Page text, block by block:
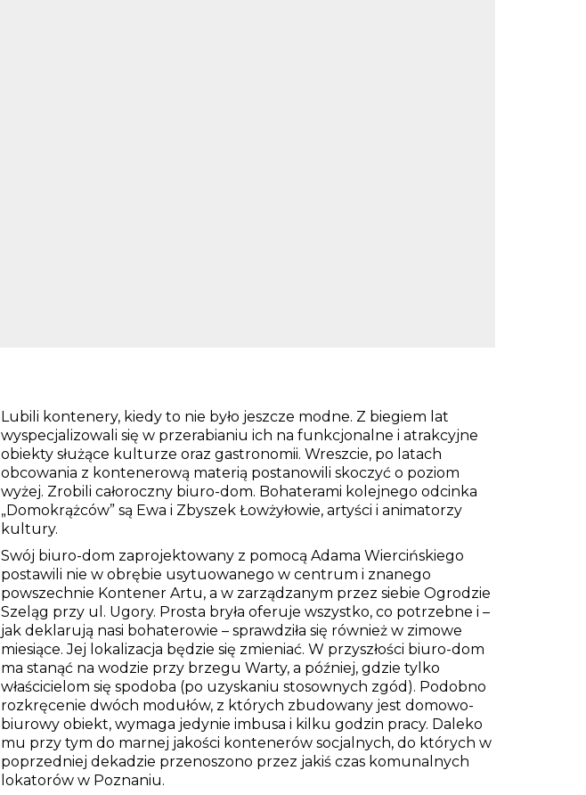
Lubili kontenery, kiedy to nie było jeszcze modne. Z biegiem lat
wyspecjalizowali się w przerabianiu ich na funkcjonalne i atrakcyjne
obiekty służące kulturze oraz gastronomii. Wreszcie, po latach
obcowania z kontenerową materią postanowili skoczyć o poziom
wyżej. Zrobili całoroczny biuro-dom. Bohaterami kolejnego odcinka
„Domokrążców” są Ewa i Zbyszek Łowżyłowie, artyści i animatorzy
kultury.
Swój biuro-dom zaprojektowany z pomocą Adama Wiercińskiego
postawili nie w obrębie usytuowanego w centrum i znanego
powszechnie Kontener Artu, a w zarządzanym przez siebie Ogrodzie
Szeląg przy ul. Ugory. Prosta bryła oferuje wszystko, co potrzebne i –
jak deklarują nasi bohaterowie – sprawdziła się również w zimowe
miesiące. Jej lokalizacja będzie się zmieniać. W przyszłości biuro-dom
ma stanąć na wodzie przy brzegu Warty, a później, gdzie tylko
właścicielom się spodoba (po uzyskaniu stosownych zgód). Podobno
rozkręcenie dwóch modułów, z których zbudowany jest domowo-
biurowy obiekt, wymaga jedynie imbusa i kilku godzin pracy. Daleko
mu przy tym do marnej jakości kontenerów socjalnych, do których w
poprzedniej dekadzie przenoszono przez jakiś czas komunalnych
lokatorów w Poznaniu.